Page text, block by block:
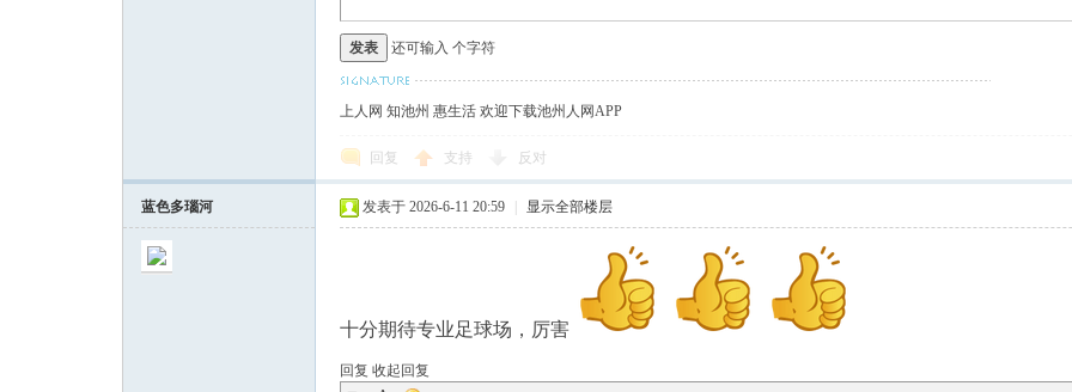
发表 还可输入 个字符
上人网 知池州 惠生活 欢迎下载池州人网APP
回复 支持 反对
蓝色多瑙河 发表于 2026-6-11 20:59 显示全部楼层
十分期待专业足球场，厉害
回复 收起回复